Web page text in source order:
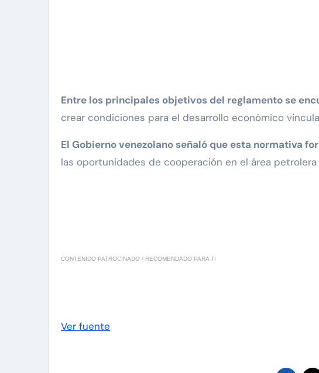
Entre los principales objetivos del reglamento se
crear condiciones para el desarrollo económico
El Gobierno venezolano señaló que esta normativa
las oportunidades de cooperación en el área petrolera
CONTENIDO PATROCINADO / RECOMENDADO PARA TI
Ver fuente